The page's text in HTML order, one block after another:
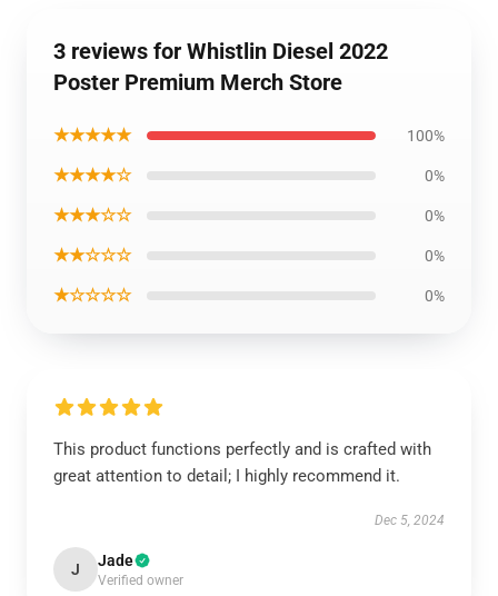
3 reviews for Whistlin Diesel 2022
Poster Premium Merch Store
★★★★★ 100%
★★★★☆ 0%
★★★☆☆ 0%
★★☆☆☆ 0%
★☆☆☆☆ 0%
This product functions perfectly and is crafted with
great attention to detail; I highly recommend it.
Dec 5, 2024
J Jade
Verified owner